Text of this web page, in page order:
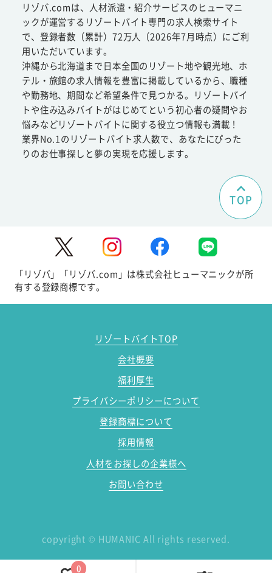
リゾバ.comは、人材派遣・紹介サービスのヒューマニ
ックが運営するリゾートバイト専門の求人検索サイト
で、登録者数（累計）72万人（2026年7月時点）にご利
用いただいています。
沖縄から北海道まで日本全国のリゾート地や観光地、ホ
テル・旅館の求人情報を豊富に掲載しているから、職種
や勤務地、期間など希望条件で見つかる。リゾートバイ
トや住み込みバイトがはじめてという初心者の疑問やお
悩みなどリゾートバイトに関する役立つ情報も満載！
業界No.1のリゾートバイト求人数で、あなたにぴった
りのお仕事探しと夢の実現を応援します。
TOP
「リゾバ」「リゾバ.com」は株式会社ヒューマニックが所
有する登録商標です。
リゾートバイトTOP
会社概要
福利厚生
プライバシーポリシーについて
登録商標について
採用情報
人材をお探しの企業様へ
お問い合わせ
copyright © HUMANIC All rights reserved.
0